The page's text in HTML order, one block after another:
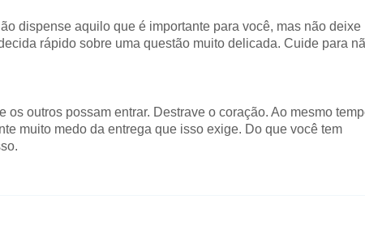
dispense aquilo que é importante para você, mas não deixe
rápido sobre uma questão muito delicada. Cuide para
os outros possam entrar. Destrave o coração. Ao mesmo
muito medo da entrega que isso exige. Do que você tem